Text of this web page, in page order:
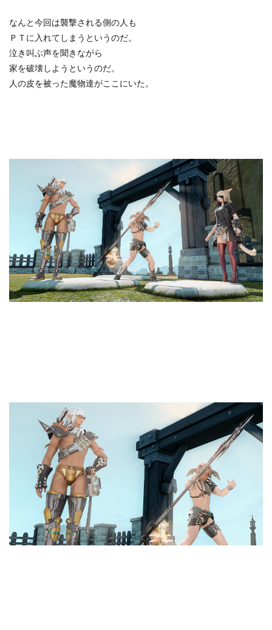
なんと今回は襲撃される側の人も
ＰＴに入れてしまうというのだ。
泣き叫ぶ声を聞きながら
家を破壊しようというのだ。
人の皮を被った魔物達がここにいた。